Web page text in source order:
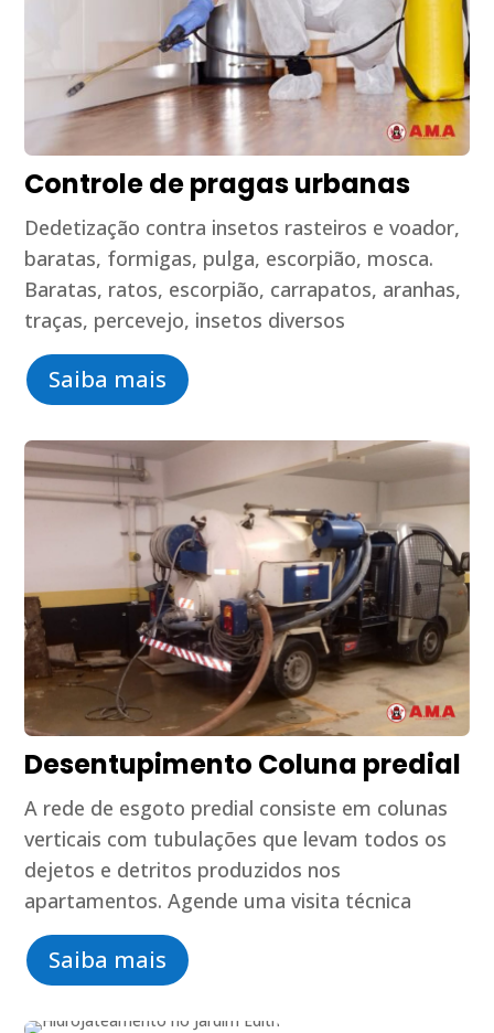
Controle de pragas urbanas
Dedetização contra insetos rasteiros e voador,
baratas, formigas, pulga, escorpião, mosca.
Baratas, ratos, escorpião, carrapatos, aranhas,
traças, percevejo, insetos diversos
Saiba mais
Desentupimento Coluna predial
A rede de esgoto predial consiste em colunas
verticais com tubulações que levam todos os
dejetos e detritos produzidos nos
apartamentos. Agende uma visita técnica
Saiba mais